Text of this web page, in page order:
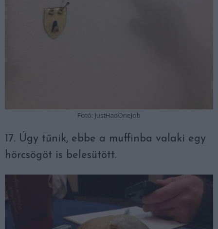
Fotó: JustHadOneJob
17. Úgy tűnik, ebbe a muffinba valaki egy
hörcsögöt is belesütött.